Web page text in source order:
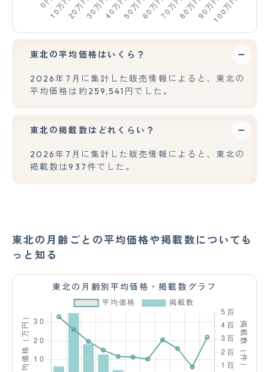
東北の平均価格はいくら？
2026年7月に集計した販売情報によると、東北の
平均価格は約259,541円でした。
東北の掲載数はどれくらい？
2026年7月に集計した販売情報によると、東北の
掲載数は937件でした。
東北の月齢ごとの平均価格や掲載数についても
っと知る
東北の月齢別平均価格・掲載数グラフ